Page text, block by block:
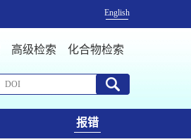
English
高级检索 化合物检索
报错